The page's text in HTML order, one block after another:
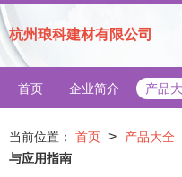
杭州琅科建材有限公司
首页 企业简介 产品
当前位置： 首页 > 产品大全
与应用指南